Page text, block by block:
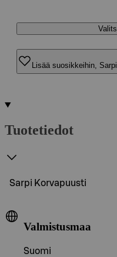
Lisää suosikkeihin,
Tuotetiedot
Sarpi Korvapuusti
Valmistusmaa
Suomi